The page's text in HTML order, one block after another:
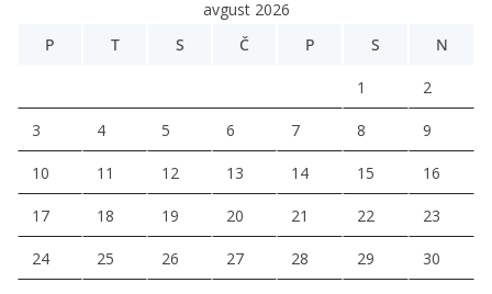
avgust 2026
P
T S Č P S N
1 2
3 4 5 6 7 8 9
10 11 12 13 14 15 16
17 18 19 20 21 22 23
24 25 26 27 28 29 30